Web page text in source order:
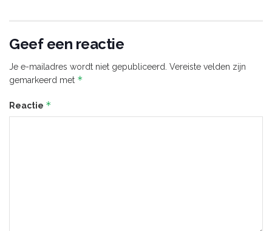
Geef een reactie
Je e-mailadres wordt niet gepubliceerd. Vereiste velden zijn
gemarkeerd met *
Reactie *